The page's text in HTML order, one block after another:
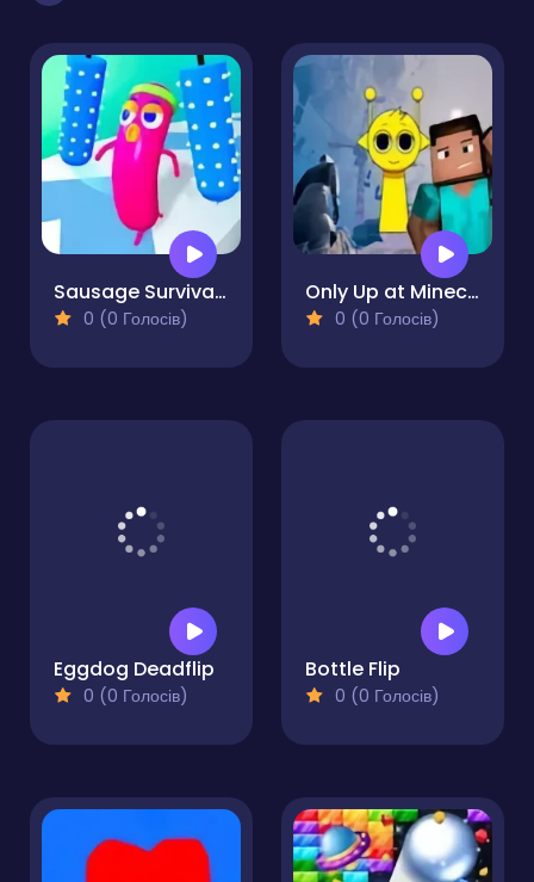
Sausage Survival Master
0 (0 Голосів)
Only Up at Minecraft & Sprunki
0 (0 Голосів)
Eggdog Deadflip
0 (0 Голосів)
Bottle Flip
0 (0 Голосів)